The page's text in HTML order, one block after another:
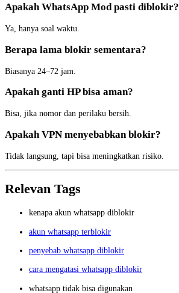
Apakah WhatsApp Mod pasti diblokir?
Ya, hanya soal waktu.
Berapa lama blokir sementara?
Biasanya 24–72 jam.
Apakah ganti HP bisa aman?
Bisa, jika nomor dan perilaku bersih.
Apakah VPN menyebabkan blokir?
Tidak langsung, tapi bisa meningkatkan risiko.
Relevan Tags
kenapa akun whatsapp diblokir
akun whatsapp terblokir
penyebab whatsapp diblokir
cara mengatasi whatsapp diblokir
whatsapp tidak bisa digunakan